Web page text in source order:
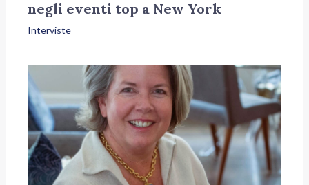
negli eventi top a New York
Interviste